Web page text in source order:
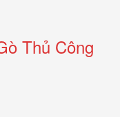
Thủ Công